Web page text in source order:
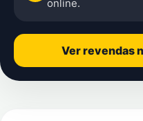
online.
Ver revendas